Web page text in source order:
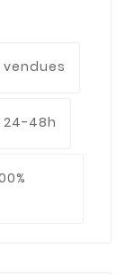
24-48h